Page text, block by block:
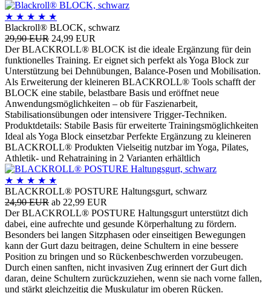
★ ★ ★ ★ ★
Blackroll® BLOCK, schwarz
29,90 EUR 24,99 EUR
Der BLACKROLL® BLOCK ist die ideale Ergänzung für dein
funktionelles Training. Er eignet sich perfekt als Yoga Block zur
Unterstützung bei Dehnübungen, Balance-Posen und Mobilisation.
Als Erweiterung der kleineren BLACKROLL® Tools schafft der
BLOCK eine stabile, belastbare Basis und eröffnet neue
Anwendungsmöglichkeiten – ob für Faszienarbeit,
Stabilisationsübungen oder intensivere Trigger-Techniken.
Produktdetails: Stabile Basis für erweiterte Trainingsmöglichkeiten
Ideal als Yoga Block einsetzbar Perfekte Ergänzung zu kleineren
BLACKROLL® Produkten Vielseitig nutzbar im Yoga, Pilates,
Athletik- und Rehatraining in 2 Varianten erhältlich
★ ★ ★ ★ ★
BLACKROLL® POSTURE Haltungsgurt, schwarz
24,90 EUR ab 22,99 EUR
Der BLACKROLL® POSTURE Haltungsgurt unterstützt dich
dabei, eine aufrechte und gesunde Körperhaltung zu fördern.
Besonders bei langen Sitzphasen oder einseitigen Bewegungen
kann der Gurt dazu beitragen, deine Schultern in eine bessere
Position zu bringen und so Rückenbeschwerden vorzubeugen.
Durch einen sanften, nicht invasiven Zug erinnert der Gurt dich
daran, deine Schultern zurückzuziehen, wenn sie nach vorne fallen,
und stärkt gleichzeitig die Muskulatur im oberen Rücken.